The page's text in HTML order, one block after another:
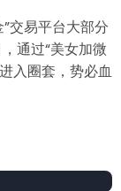
交易平台大部分
通过“美女加微
入圈套，势必血